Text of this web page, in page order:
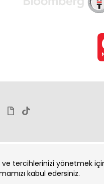
ve tercihlerinizi yönetmek
kabul edersiniz.